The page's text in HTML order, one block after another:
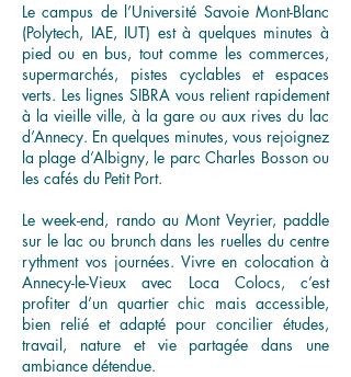
Le campus de l’Université Savoie Mont-Blanc
(Polytech, IAE, IUT) est à quelques minutes à
pied ou en bus, tout comme les commerces,
supermarchés, pistes cyclables et espaces
verts. Les lignes SIBRA vous relient rapidement
à la vieille ville, à la gare ou aux rives du lac
d’Annecy. En quelques minutes, vous rejoignez
la plage d’Albigny, le parc Charles Bosson ou
les cafés du Petit Port.
Le week-end, rando au Mont Veyrier, paddle
sur le lac ou brunch dans les ruelles du centre
rythment vos journées. Vivre en colocation à
Annecy-le-Vieux avec Loca Colocs, c’est
profiter d’un quartier chic mais accessible,
bien relié et adapté pour concilier études,
travail, nature et vie partagée dans une
ambiance détendue.